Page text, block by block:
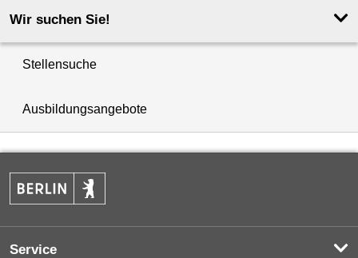
Wir suchen Sie!
Stellensuche
Ausbildungsangebote
Service